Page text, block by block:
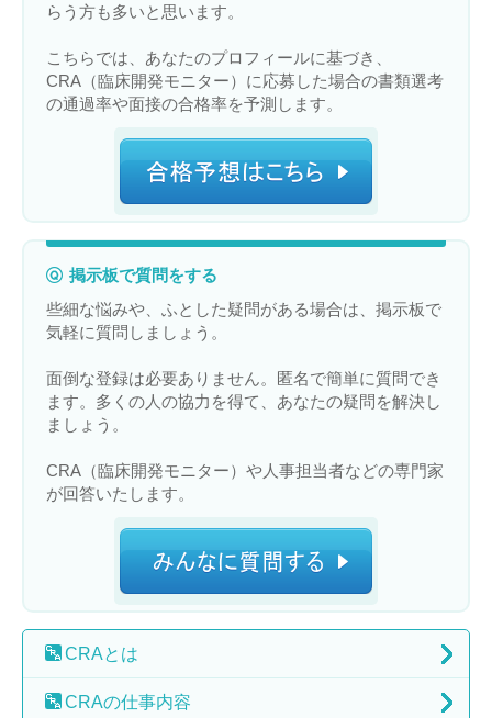
らう方も多いと思います。
こちらでは、あなたのプロフィールに基づき、
CRA（臨床開発モニター）に応募した場合の書類選考
の通過率や面接の合格率を予測します。
掲示板で質問をする
些細な悩みや、ふとした疑問がある場合は、掲示板で
気軽に質問しましょう。
面倒な登録は必要ありません。匿名で簡単に質問でき
ます。多くの人の協力を得て、あなたの疑問を解決し
ましょう。
CRA（臨床開発モニター）や人事担当者などの専門家
が回答いたします。
CRAとは
CRAの仕事内容